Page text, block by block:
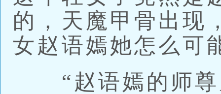
的，天魔甲骨出现
女赵语嫣她怎么可
“赵语嫣的师尊